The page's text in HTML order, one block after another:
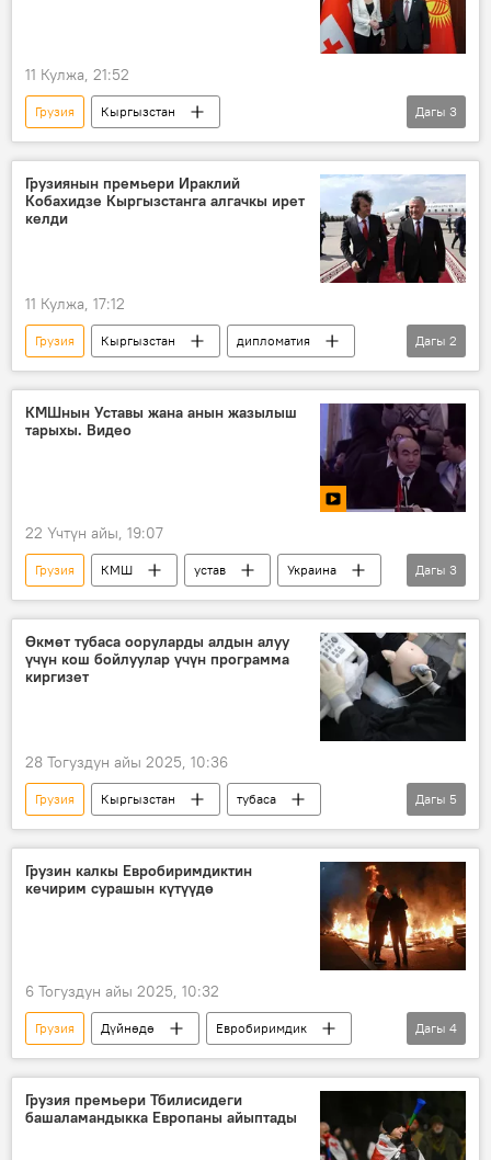
11 Кулжа, 21:52
Грузия
Кыргызстан
Тышкы иштер министрлиги
жолугушуу
Дагы 3
Грузиянын премьери Ираклий
Кобахидзе Кыргызстанга алгачкы ирет
келди
11 Кулжа, 17:12
Грузия Кыргызстан
дипломатия
премьер-министр
расмий сапар
Дагы 2
КМШнын Уставы жана анын жазылыш
тарыхы. Видео
22 Үчтүн айы, 19:07
Грузия КМШ устав
Украина
Молдова
Түркмөнстан мүчө
Дагы 3
Өкмөт тубаса ооруларды алдын алуу
үчүн кош бойлуулар үчүн программа
киргизет
28 Тогуздун айы 2025, 10:36
Грузия Кыргызстан
тубаса
оору
кош бойлуу
программа
Министрлер кабинети
скрининг
Дагы 5
Грузин калкы Евробиримдиктин
кечирим сурашын күтүүдө
6 Тогуздун айы 2025, 10:32
Грузия Дүйнөдө
Евробиримдик
дипломат
башаламандык
шайлоо
талапкер
Дагы 4
Грузия премьери Тбилисидеги
башаламандыкка Европаны айыптады